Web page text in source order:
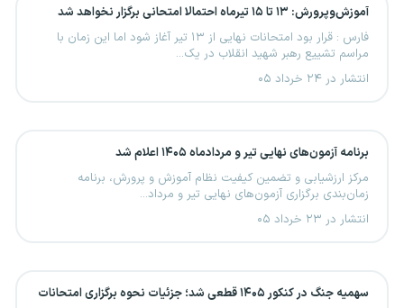
آموزش‌‌وپرورش: ۱۳ تا ۱۵ تیرماه احتمالا امتحانی برگزار نخواهد شد
فارس : قرار بود امتحانات نهایی از ۱۳ تیر آغاز شود اما این زمان با
مراسم تشییع رهبر شهید انقلاب در یک...
انتشار در ۲۴ خرداد ۰۵
برنامه آزمون‌های نهایی تیر و مردادماه ۱۴۰۵ اعلام شد
مرکز ارزشیابی و تضمین کیفیت نظام آموزش و پرورش، برنامه
زمان‌بندی برگزاری آزمون‌های نهایی تیر و مرداد...
انتشار در ۲۳ خرداد ۰۵
سهمیه جنگ در کنکور ۱۴۰۵ قطعی شد؛ جزئیات نحوه برگزاری امتحانات